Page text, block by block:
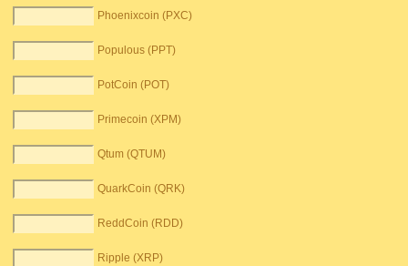
Phoenixcoin (PXC)
Populous (PPT)
PotCoin (POT)
Primecoin (XPM)
Qtum (QTUM)
QuarkCoin (QRK)
ReddCoin (RDD)
Ripple (XRP)